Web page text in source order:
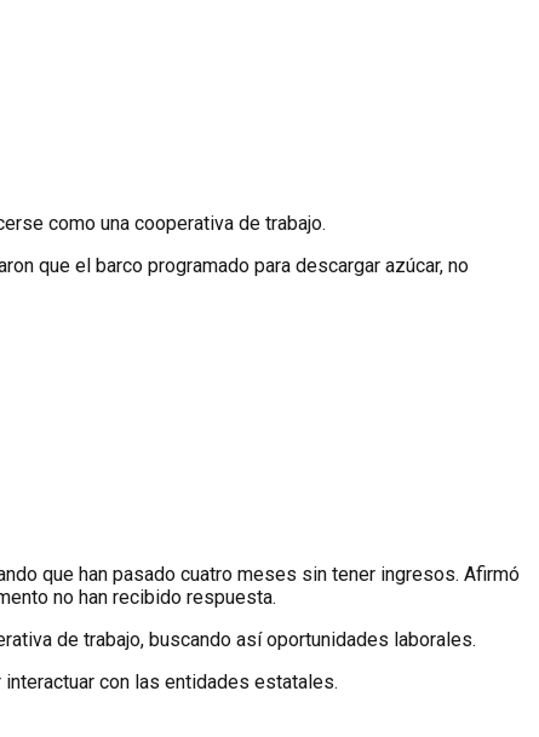
como una cooperativa de trabajo.
que el barco programado para descargar azúcar, no
que han pasado cuatro meses sin tener ingresos. Afirmó
no han recibido respuesta.
de trabajo, buscando así oportunidades laborales.
con las entidades estatales.